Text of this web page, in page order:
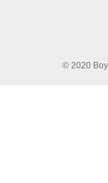
© 2020